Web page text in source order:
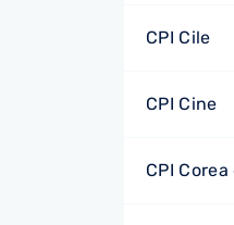
CPI Cile
CPI Cine
CPI